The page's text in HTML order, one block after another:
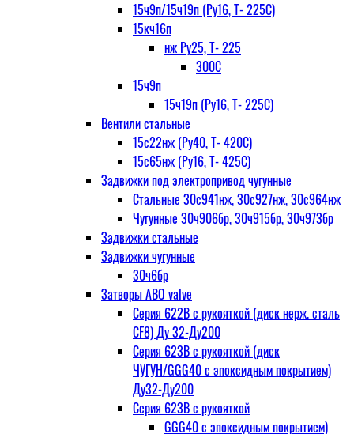
15ч9п/15ч19п (Ру16, Т- 225С)
15кч16п
нж Ру25, Т- 225
300С
15ч9п
15ч19п (Ру16, Т- 225С)
Вентили стальные
15с22нж (Ру40, Т- 420С)
15с65нж (Ру16, Т- 425С)
Задвижки под электропривод чугунные
Стальные 30с941нж, 30с927нж, 30с964нж
Чугунные 30ч906бр, 30ч915бр, 30ч973бр
Задвижки стальные
Задвижки чугунные
30ч6бр
Затворы ABO valve
Серия 622В с рукояткой (диск нерж. сталь
CF8) Ду 32-Ду200
Серия 623В с рукояткой (диск
ЧУГУН/GGG40 с эпоксидным покрытием)
Ду32-Ду200
Серия 623В с рукояткой
GGG40 с эпоксидным покрытием)